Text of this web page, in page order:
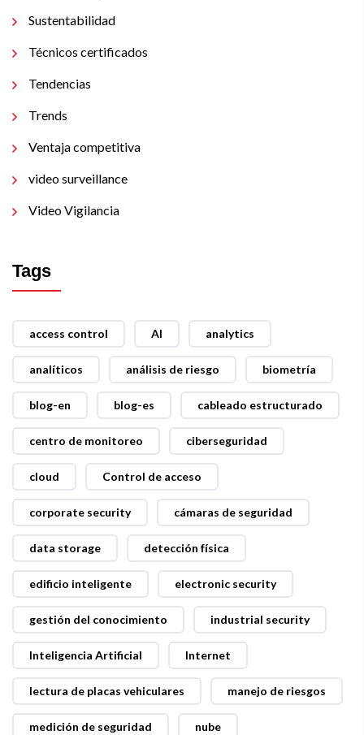
Sustentabilidad
Técnicos certificados
Tendencias
Trends
Ventaja competitiva
video surveillance
Video Vigilancia
Tags
access control AI analytics
analíticos análisis de riesgo biometría
blog-en blog-es cableado estructurado
centro de monitoreo ciberseguridad
cloud Control de acceso
corporate security cámaras de seguridad
data storage detección física
edificio inteligente electronic security
gestión del conocimiento industrial security
Inteligencia Artificial Internet
lectura de placas vehiculares manejo de riesgos
medición de seguridad nube